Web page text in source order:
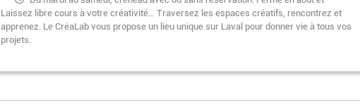
pendant les vacances de Noël
Laissez libre cours à votre créativité… Traversez les espaces créatifs, rencontrez et
apprenez. Le CréaLab vous propose un lieu unique sur Laval pour donner vie à tous vos
projets.